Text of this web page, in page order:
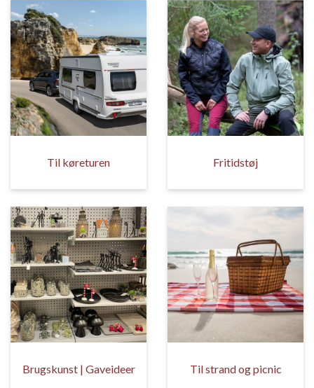
Til køreturen Fritidstøj
Brugskunst | Gaveideer Til strand og picnic